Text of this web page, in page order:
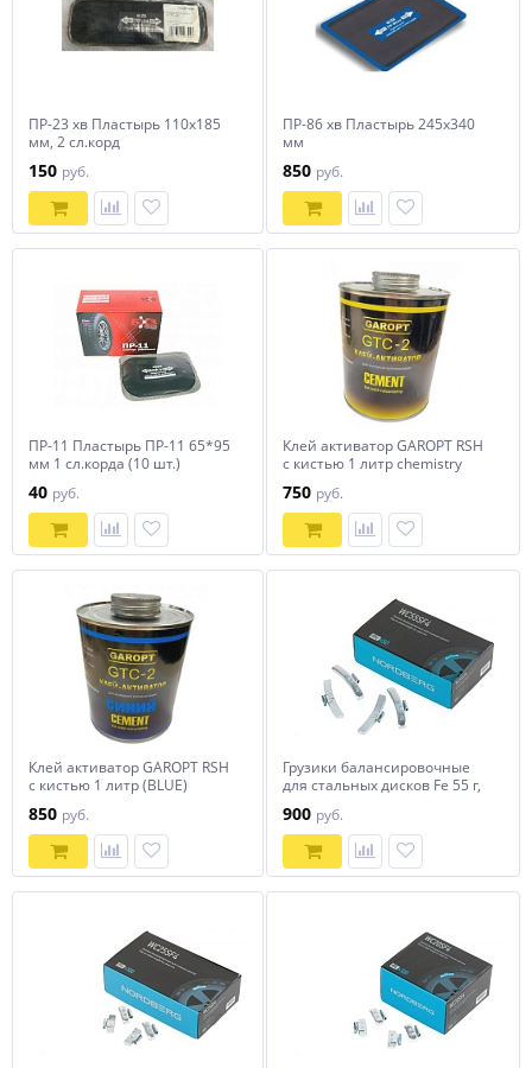
ПР-23 хв Пластырь 110х185
150руб.
ПР-86 хв Пластырь 245х340
850руб.
ПР-11 Пластырь ПР-11 65*95
мм 1 сл.корда (10 шт.)
40руб.
Клей активатор GAROPT RSH
с кистью 1 литр chemistry
750руб.
Клей активатор GAROPT RSH
с кистью 1 литр (BLUE)
chemistry
850руб.
Грузики балансировочные
для стальных дисков Fe 55 г,
50 шт. NORDBERG WC55SF4
900руб.